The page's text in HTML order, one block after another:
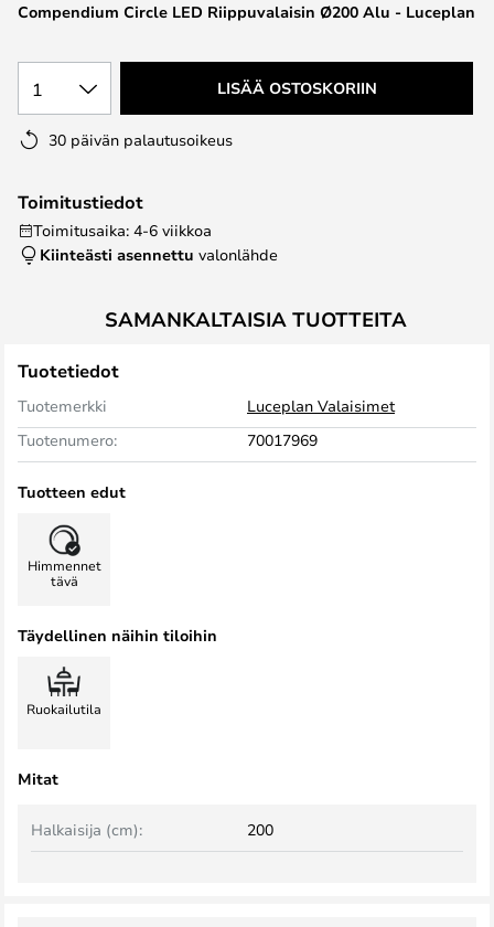
gallery
Compendium Circle LED Riippuvalaisin Ø200 Alu - Luceplan
1 LISÄÄ OSTOSKORIIN
30 päivän palautusoikeus
Toimitustiedot
Toimitusaika: 4-6 viikkoa
Kiinteästi asennettu valonlähde
SAMANKALTAISIA TUOTTEITA
Tuotetiedot
Tuotemerkki
Luceplan Valaisimet
Tuotenumero:
70017969
Tuotteen edut
Himmennet
tävä
Täydellinen näihin tiloihin
Ruokailutila
Mitat
Halkaisija (cm): 200